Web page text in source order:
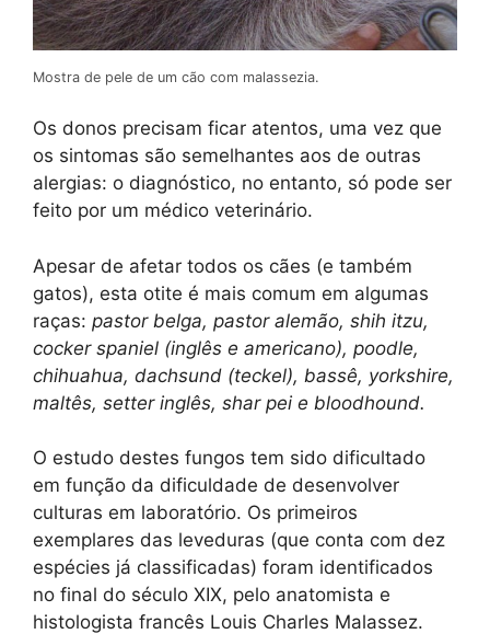
Mostra de pele de um cão com malassezia.
Os donos precisam ficar atentos, uma vez que
os sintomas são semelhantes aos de outras
alergias: o diagnóstico, no entanto, só pode ser
feito por um médico veterinário.
Apesar de afetar todos os cães (e também
gatos), esta otite é mais comum em algumas
raças: pastor belga, pastor alemão, shih itzu,
cocker spaniel (inglês e americano), poodle,
chihuahua, dachsund (teckel), bassê, yorkshire,
maltês, setter inglês, shar pei e bloodhound.
O estudo destes fungos tem sido dificultado
em função da dificuldade de desenvolver
culturas em laboratório. Os primeiros
exemplares das leveduras (que conta com dez
espécies já classificadas) foram identificados
no final do século XIX, pelo anatomista e
histologista francês Louis Charles Malassez.